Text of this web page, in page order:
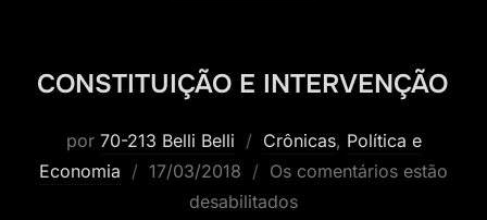
CONSTITUIÇÃO E INTERVENÇÃO
por 70-213 Belli Belli Crônicas, Política e
Economia
Postado
17/03/2018
Os comentários estão
desabilitados